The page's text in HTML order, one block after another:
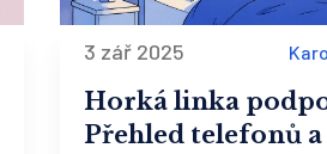
3 zář 2025
Horká linka
Přehled telefonů